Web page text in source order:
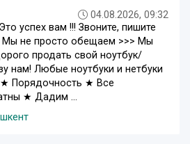
04.08.2026, 09:32
успех вам !!! Звоните, пишите
Мы не просто обещаем >>> Мы
продать свой ноутбук/
нам! Любые ноутбуки и нетбуки
Порядочность ★ Все
★ Дадим ...